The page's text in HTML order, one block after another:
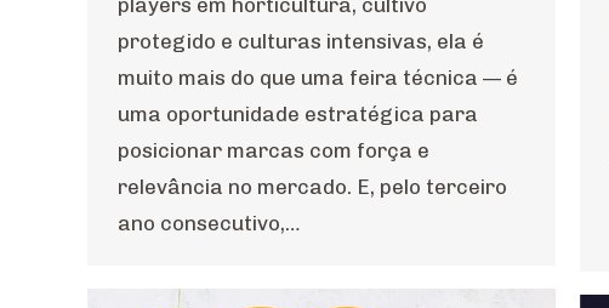
protegido e culturas intensivas, ela é
muito mais do que uma feira técnica — é
uma oportunidade estratégica para
posicionar marcas com força e
relevância no mercado. E, pelo terceiro
ano consecutivo,…